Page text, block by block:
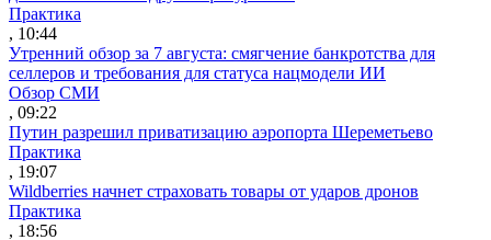
Практика
, 10:44
Утренний обзор за 7 августа: смягчение банкротства для
селлеров и требования для статуса нацмодели ИИ
Обзор СМИ
, 09:22
Путин разрешил приватизацию аэропорта Шереметьево
Практика
, 19:07
Wildberries начнет страховать товары от ударов дронов
Практика
, 18:56